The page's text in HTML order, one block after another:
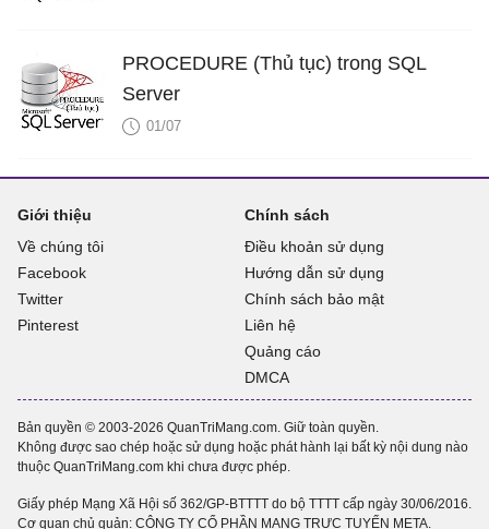
PROCEDURE (Thủ tục) trong SQL
Server
01/07
Giới thiệu
Về chúng tôi
Facebook
Twitter
Pinterest
Chính sách
Điều khoản sử dụng
Hướng dẫn sử dụng
Chính sách bảo mật
Liên hệ
Quảng cáo
DMCA
Bản quyền © 2003-2026 QuanTriMang.com. Giữ toàn quyền.
Không được sao chép hoặc sử dụng hoặc phát hành lại bất kỳ nội dung nào
thuộc QuanTriMang.com khi chưa được phép.
Giấy phép Mạng Xã Hội số 362/GP-BTTTT do bộ TTTT cấp ngày 30/06/2016.
Cơ quan chủ quản: CÔNG TY CỔ PHẦN MẠNG TRỰC TUYẾN META.